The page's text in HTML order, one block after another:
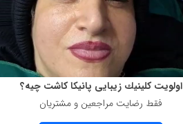
اولویت كلینیك زیبایی پانیكا كاشت چیه؟
فقط رضایت مراجعین و مشتریان